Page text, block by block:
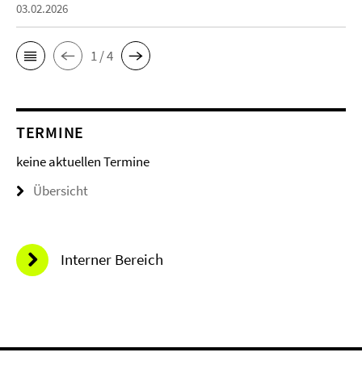
03.02.2026
1 / 4
TERMINE
keine aktuellen Termine
Übersicht
Interner Bereich